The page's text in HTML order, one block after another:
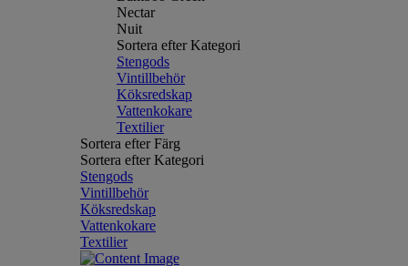
Nectar
Nuit
Sortera efter Kategori
Stengods
Vintillbehör
Köksredskap
Vattenkokare
Textilier
Sortera efter Färg
Sortera efter Kategori
Stengods
Vintillbehör
Köksredskap
Vattenkokare
Textilier